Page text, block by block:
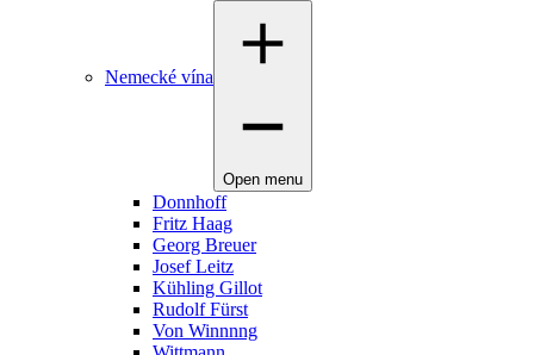
Nemecké vína
Open menu
Donnhoff
Fritz Haag
Georg Breuer
Josef Leitz
Kühling Gillot
Rudolf Fürst
Von Winnnng